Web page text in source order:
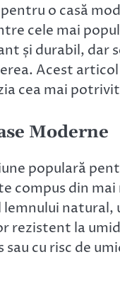
o casă
cele mai
și durabil,
Acest
cea mai
Moderne
populară
compus din
rezistent la
cu risc de